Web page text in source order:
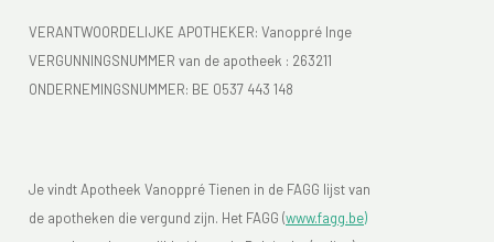
VERANTWOORDELIJKE APOTHEKER: Vanoppré Inge
VERGUNNINGSNUMMER van de apotheek : 263211
ONDERNEMINGSNUMMER: BE 0537 443 148
Je vindt Apotheek Vanoppré Tienen in de FAGG lijst van
de apotheken die vergund zijn. Het FAGG (www.fagg.be)